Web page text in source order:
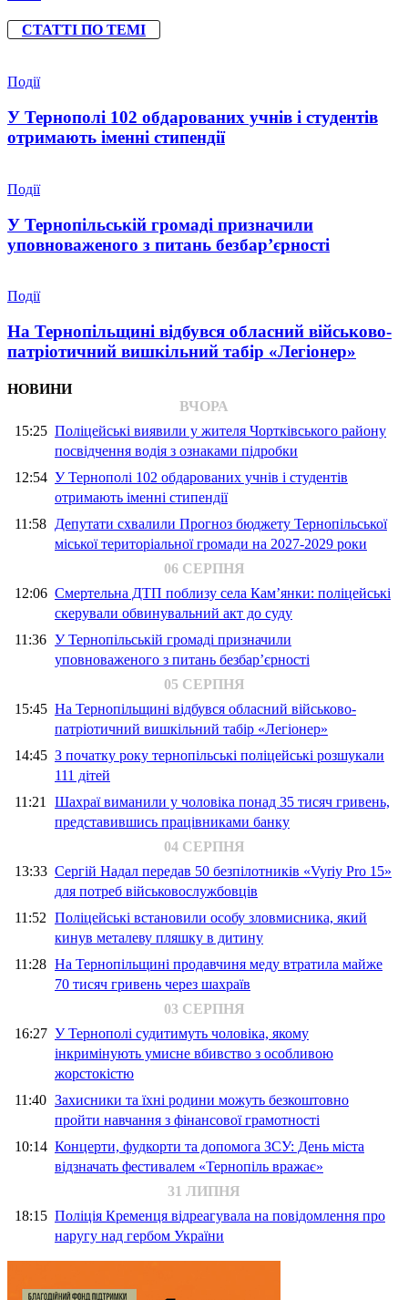
СТАТТІ ПО ТЕМІ
Події
У Тернополі 102 обдарованих учнів і студентів
отримають іменні стипендії
Події
У Тернопільській громаді призначили
уповноваженого з питань безбар’єрності
Події
На Тернопільщині відбувся обласний військово-
патріотичний вишкільний табір «Легіонер»
НОВИНИ
ВЧОРА
15:25 Поліцейські виявили у жителя Чортківського району
посвідчення водія з ознаками підробки
12:54 У Тернополі 102 обдарованих учнів і студентів
отримають іменні стипендії
11:58 Депутати схвалили Прогноз бюджету Тернопільської
міської територіальної громади на 2027-2029 роки
06 СЕРПНЯ
12:06 Смертельна ДТП поблизу села Кам’янки: поліцейські
скерували обвинувальний акт до суду
11:36 У Тернопільській громаді призначили
уповноваженого з питань безбар’єрності
05 СЕРПНЯ
15:45 На Тернопільщині відбувся обласний військово-
патріотичний вишкільний табір «Легіонер»
14:45 З початку року тернопільські поліцейські розшукали
111 дітей
11:21 Шахраї виманили у чоловіка понад 35 тисяч гривень,
представившись працівниками банку
04 СЕРПНЯ
13:33 Сергій Надал передав 50 безпілотників «Vyriy Pro 15»
для потреб військовослужбовців
11:52 Поліцейські встановили особу зловмисника, який
кинув металеву пляшку в дитину
11:28 На Тернопільщині продавчиня меду втратила майже
70 тисяч гривень через шахраїв
03 СЕРПНЯ
16:27 У Тернополі судитимуть чоловіка, якому
інкримінують умисне вбивство з особливою
жорстокістю
11:40 Захисники та їхні родини можуть безкоштовно
пройти навчання з фінансової грамотності
10:14 Концерти, фудкорти та допомога ЗСУ: День міста
відзначать фестивалем «Тернопіль вражає»
31 ЛИПНЯ
18:15 Поліція Кременця відреагувала на повідомлення про
наругу над гербом України